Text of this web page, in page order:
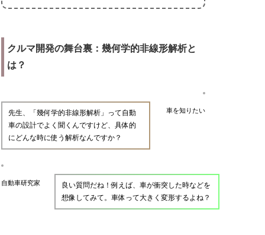
クルマ開発の舞台裏：幾何学的非線形解析と
は？
車を知りたい
先生、「幾何学的非線形解析」って自動
車の設計でよく聞くんですけど、具体的
にどんな時に使う解析なんですか？
自動車研究家
良い質問だね！例えば、車が衝突した時などを
想像してみて。車体って大きく変形するよね？